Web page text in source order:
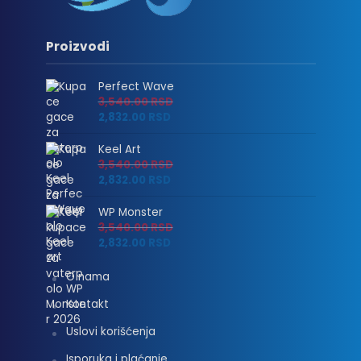
Proizvodi
Perfect Wave
3,540.00RSD
2,832.00 RSD
Keel Art
3,540.00RSD
2,832.00 RSD
WP Monster
3,540.00RSD
2,832.00 RSD
O nama
Kontakt
Uslovi korišćenja